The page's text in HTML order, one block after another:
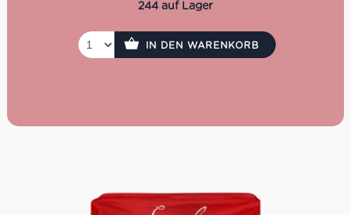
244 auf Lager
IN DEN WARENKORB